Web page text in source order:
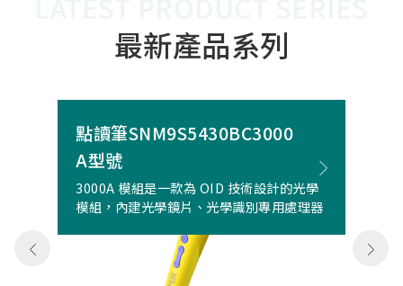
最新產品系列
點讀筆SNM9S5430BC3000
A型號
3000A 模組是一款為 OID 技術設計的光學
模組，內建光學鏡片、光學識別專用處理器